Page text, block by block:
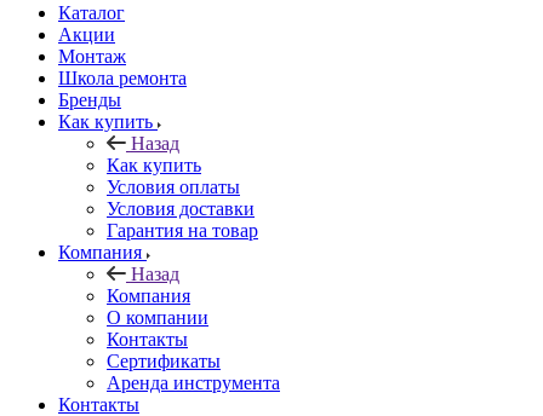
Каталог
Акции
Монтаж
Школа ремонта
Бренды
Как купить
Назад
Как купить
Условия оплаты
Условия доставки
Гарантия на товар
Компания
Назад
Компания
О компании
Контакты
Сертификаты
Аренда инструмента
Контакты